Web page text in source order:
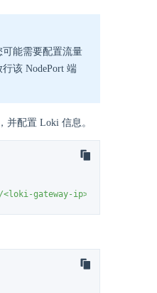
能需要配置流量
该 NodePort 端
并配置 Loki 信息。
gateway-ip>:<loki-